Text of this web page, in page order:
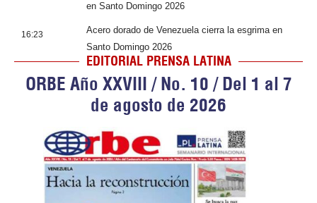
en Santo Domingo 2026
16:23
Acero dorado de Venezuela cierra la esgrima en
Santo Domingo 2026
EDITORIAL PRENSA LATINA
ORBE Año XXVIII / No. 10 / Del 1 al 7
de agosto de 2026